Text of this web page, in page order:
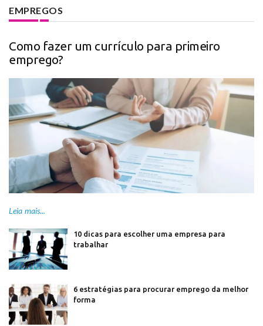
EMPREGOS
Como fazer um currículo para primeiro
emprego?
Leia mais...
10 dicas para escolher uma empresa para
trabalhar
6 estratégias para procurar emprego da melhor
forma